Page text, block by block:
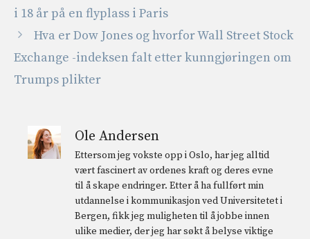
i 18 år på en flyplass i Paris
Hva er Dow Jones og hvorfor Wall Street Stock
Exchange -indeksen falt etter kunngjøringen om
Trumps plikter
Ole Andersen
Ettersom jeg vokste opp i Oslo, har jeg alltid
vært fascinert av ordenes kraft og deres evne
til å skape endringer. Etter å ha fullført min
utdannelse i kommunikasjon ved Universitetet i
Bergen, fikk jeg muligheten til å jobbe innen
ulike medier, der jeg har søkt å belyse viktige